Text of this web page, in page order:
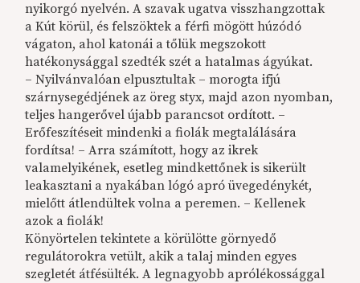
nyikorgó nyelvén. A szavak ugatva visszhangzottak
a Kút körül, és felszöktek a férfi mögött húzódó
vágaton, ahol katonái a tőlük megszokott
hatékonysággal szedték szét a hatalmas ágyúkat.
– Nyilvánvalóan elpusztultak – morogta ifjú
szárnysegédjének az öreg styx, majd azon nyomban,
teljes hangerővel újabb parancsot ordított. –
Erőfeszítéseit mindenki a fiolák megtalálására
fordítsa! – Arra számított, hogy az ikrek
valamelyikének, esetleg mindkettőnek is sikerült
leakasztani a nyakában lógó apró üvegedénykét,
mielőtt átlendültek volna a peremen. – Kellenek
azok a fiolák!
Könyörtelen tekintete a körülötte görnyedő
regulátorokra vetült, akik a talaj minden egyes
szegletét átfésülték. A legnagyobb aprólékossággal